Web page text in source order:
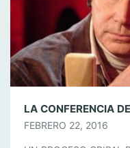
FEBRERO 22, 2016